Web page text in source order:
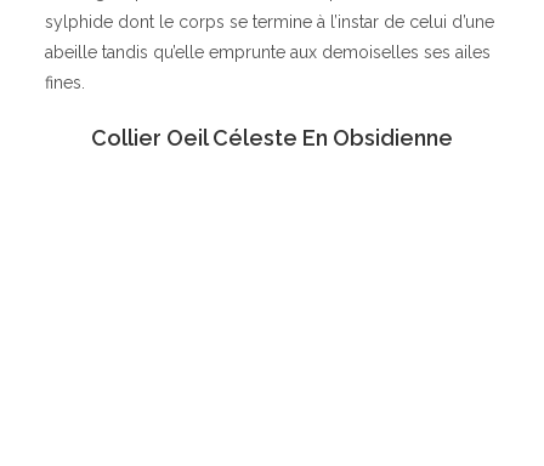
sylphide dont le corps se termine à l’instar de celui d’une
abeille tandis qu’elle emprunte aux demoiselles ses ailes
fines.
Collier Oeil Céleste En Obsidienne